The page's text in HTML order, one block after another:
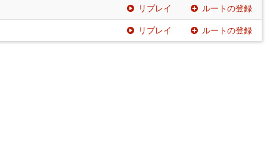
リプレイ ルートの登録
リプレイ ルートの登録